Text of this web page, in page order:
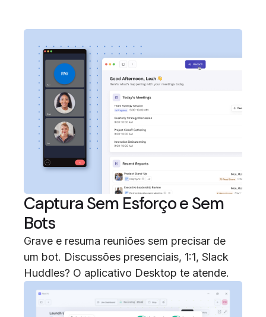
Captura Sem Esforço e Sem
Bots
Grave e resuma reuniões sem precisar de
um bot. Discussões presenciais, 1:1, Slack
Huddles? O aplicativo Desktop te atende.